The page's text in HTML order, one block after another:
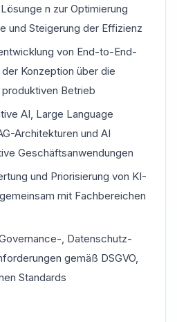
n zur Optimierung
und Steigerung der Effizienz
von End-to-End-
Konzeption über die
Betrieb
AI, Large Language
Architekturen und AI
Geschäftsanwendungen
und Priorisierung von KI-
mit Fachbereichen
, Datenschutz-
gemäß DSGVO,
Standards